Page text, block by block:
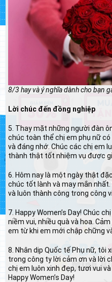
8/3 hay và ý nghĩa dành cho bạn
Lời chúc đến đồng nghiệp
5. Thay mặt những người đàn
chúc toàn thể chị em phụ nữ
và đáng nhớ. Chúc các chị em
thành thật tốt nhiệm vụ được
6. Hôm nay là một ngày thật
chúc tốt lành và may mắn
và luôn thành công trong công
7. Happy Women’s Day! Chúc
niềm vui, nhiều quà và hoa.
em từ khi em mới chập chững
8. Nhân dịp Quốc tế Phụ nữ,
trong công ty lời cảm ơn và lời
chị em luôn xinh đẹp, tươi vui
Happy Women’s Day!